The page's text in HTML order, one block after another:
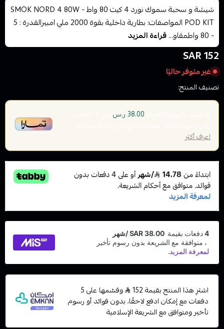
شيشة و سحبة سموك نورد 4 كيت 80 واط - SMOK NORD 4 80W
POD KIT المواصفات: بطارية داخلية بقوة 2000 ملي امبيرالقدرة : 5
- 80 واطمقاو...
قراءة المزيد
152 SAR
غير متوفر حاليًا
تصنيف المنتج:
38.00 ر.س
اعرف أكثر
اشترِ هذا المنتج بقيمة 152
وقسّمها على 5
دفعات مع إمكان ادفع لاحقًا، بدون فوائد أو رسوم
تأخير ومتوافق مع الشريعة الإسلامية